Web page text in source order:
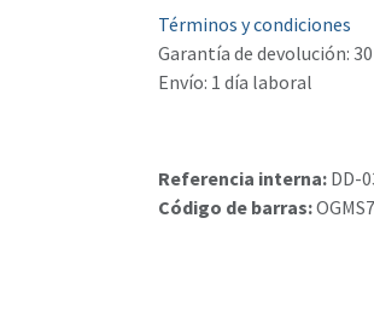
Términos y condiciones
Garantía de devolución:
Envío: 1 día laboral
Referencia interna: DD-
Código de barras: